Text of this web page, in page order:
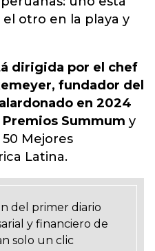
el otro en la playa y
dirigida por el chef
fundador del
en 2024
Summum y
Mejores
Latina.
del primer diario
y financiero de
solo un clic